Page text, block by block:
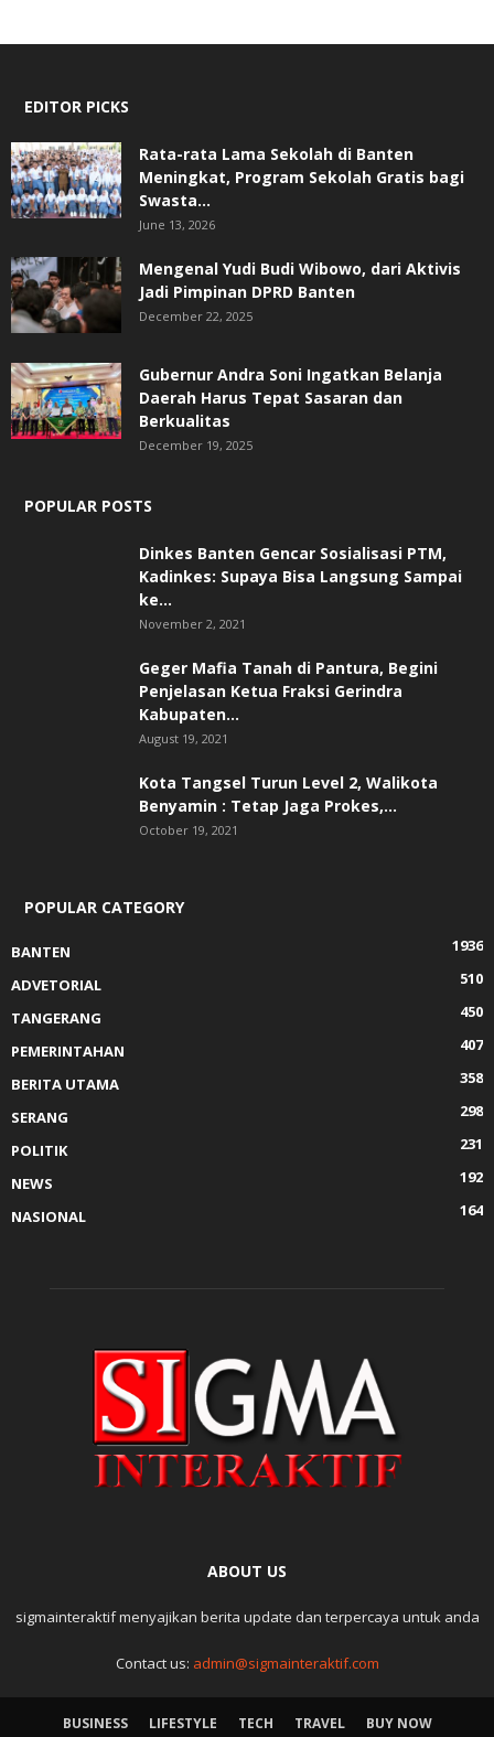
EDITOR PICKS
Rata-rata Lama Sekolah di Banten
Meningkat, ‎Program Sekolah Gratis bagi
Swasta...
June 13, 2026
Mengenal Yudi Budi Wibowo, dari Aktivis
Jadi Pimpinan DPRD Banten
December 22, 2025
Gubernur Andra Soni Ingatkan Belanja
Daerah Harus Tepat Sasaran dan
Berkualitas
December 19, 2025
POPULAR POSTS
Dinkes Banten Gencar Sosialisasi PTM,
Kadinkes: Supaya Bisa Langsung Sampai
ke...
November 2, 2021
Geger Mafia Tanah di Pantura, Begini
Penjelasan Ketua Fraksi Gerindra
Kabupaten...
August 19, 2021
Kota Tangsel Turun Level 2, Walikota
Benyamin : Tetap Jaga Prokes,...
October 19, 2021
POPULAR CATEGORY
BANTEN
1936
ADVETORIAL
510
TANGERANG
450
PEMERINTAHAN
407
BERITA UTAMA
358
SERANG
298
POLITIK
231
NEWS
192
NASIONAL
164
ABOUT US
sigmainteraktif menyajikan berita update dan terpercaya untuk anda
Contact us: admin@sigmainteraktif.com
BUSINESS LIFESTYLE TECH TRAVEL BUY NOW